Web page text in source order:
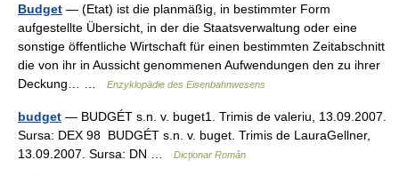
Budget — (Etat) ist die planmäßig, in bestimmter Form
aufgestellte Übersicht, in der die Staatsverwaltung oder eine
sonstige öffentliche Wirtschaft für einen bestimmten Zeitabschnitt
die von ihr in Aussicht genommenen Aufwendungen den zu ihrer
Deckung… …
Enzyklopädie des Eisenbahnwesens
budget — BUDGÉT s.n. v. buget1. Trimis de valeriu, 13.09.2007.
Sursa: DEX 98 BUDGÉT s.n. v. buget. Trimis de LauraGellner,
13.09.2007. Sursa: DN …
Dicționar Român